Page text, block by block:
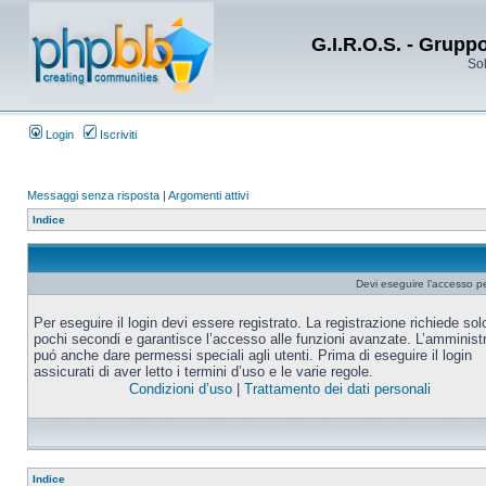
G.I.R.O.S. -
Login Iscriviti
Messaggi senza risposta | Argomenti attivi
Indice
Devi eseguire l’accesso
Per eseguire il login devi essere registrato. La registrazione richiede
pochi secondi e garantisce l’accesso alle funzioni avanzate.
puó anche dare permessi speciali agli utenti. Prima di eseguire il login
assicurati di aver letto i termini d’uso e le varie regole.
Condizioni d’uso| Trattamento dei dati personali
Indice